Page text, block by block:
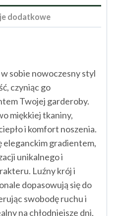
dodatkowe
sobie nowoczesny styl
czyniąc go
Twojej garderoby.
miękkiej tkaniny,
i komfort noszenia.
eleganckim gradientem,
unikalnego i
Luźny krój i
dopasowują się do
swobodę ruchu i
na chłodniejsze dni,